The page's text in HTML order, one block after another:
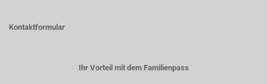
Kontaktformular
Ihr Vorteil mit dem Familienpass